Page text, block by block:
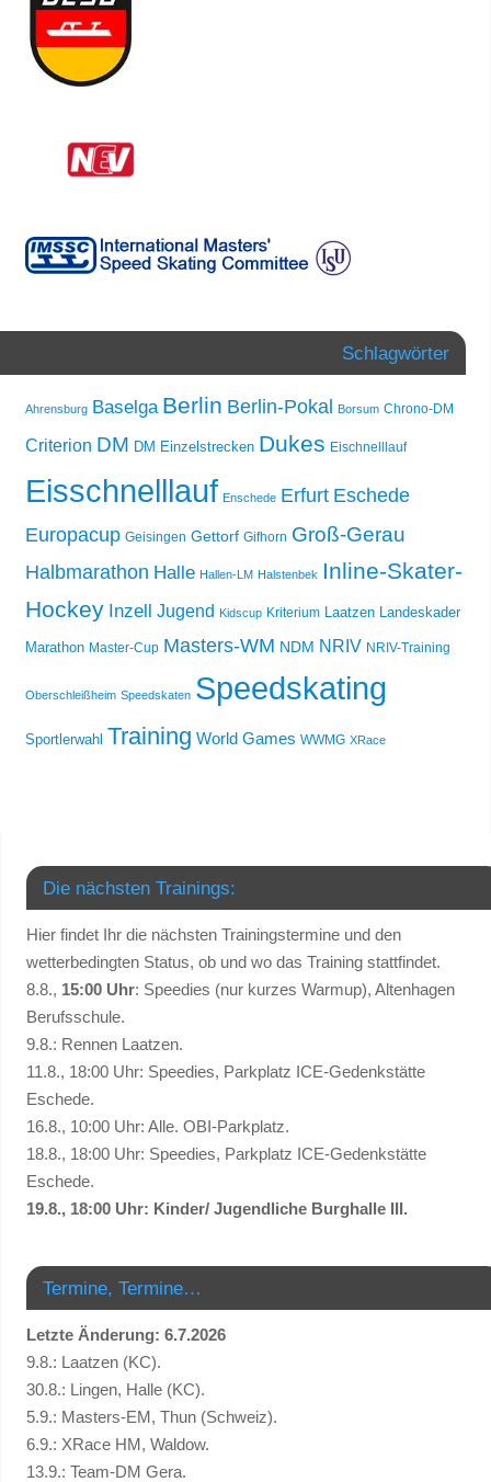
Schlagwörter
Ahrensburg Baselga Berlin Berlin-Pokal Borsum Chrono-DM
Criterion DM DM Einzelstrecken Dukes Eischnelllauf
Eisschnelllauf Enschede Erfurt Eschede
Europacup Geisingen Gettorf Gifhorn Groß-Gerau
Halbmarathon Halle Hallen-LM Halstenbek Inline-Skater-
Hockey Inzell Jugend Kidscup Kriterium Laatzen Landeskader
Marathon Master-Cup Masters-WM NDM NRIV NRIV-Training
Oberschleißheim Speedskaten Speedskating
Sportlerwahl Training World Games WWMG XRace
Die nächsten Trainings:
Hier findet Ihr die nächsten Trainingstermine und den
wetterbedingten Status, ob und wo das Training stattfindet.
8.8., 15:00 Uhr: Speedies (nur kurzes Warmup), Altenhagen
Berufsschule.
9.8.: Rennen Laatzen.
11.8., 18:00 Uhr: Speedies, Parkplatz ICE-Gedenkstätte
Eschede.
16.8., 10:00 Uhr: Alle. OBI-Parkplatz.
18.8., 18:00 Uhr: Speedies, Parkplatz ICE-Gedenkstätte
Eschede.
19.8., 18:00 Uhr: Kinder/ Jugendliche Burghalle III.
Termine, Termine…
Letzte Änderung: 6.7.2026
9.8.: Laatzen (KC).
30.8.: Lingen, Halle (KC).
5.9.: Masters-EM, Thun (Schweiz).
6.9.: XRace HM, Waldow.
13.9.: Team-DM Gera.